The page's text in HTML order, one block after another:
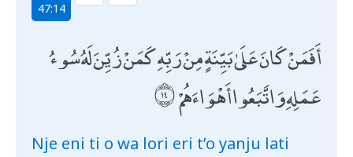
47:14
أَفَمَنْ كَانَ عَلَىٰ بَيِّنَةٍ مِنْ رَبِّهِ كَمَنْ زُيِّنَ لَهُ سُوءُ
عَمَلِهِ وَاتَّبَعُوا أَهْوَاءَهُمْ
Nje eni ti o wa lori eri t’o yanju lati